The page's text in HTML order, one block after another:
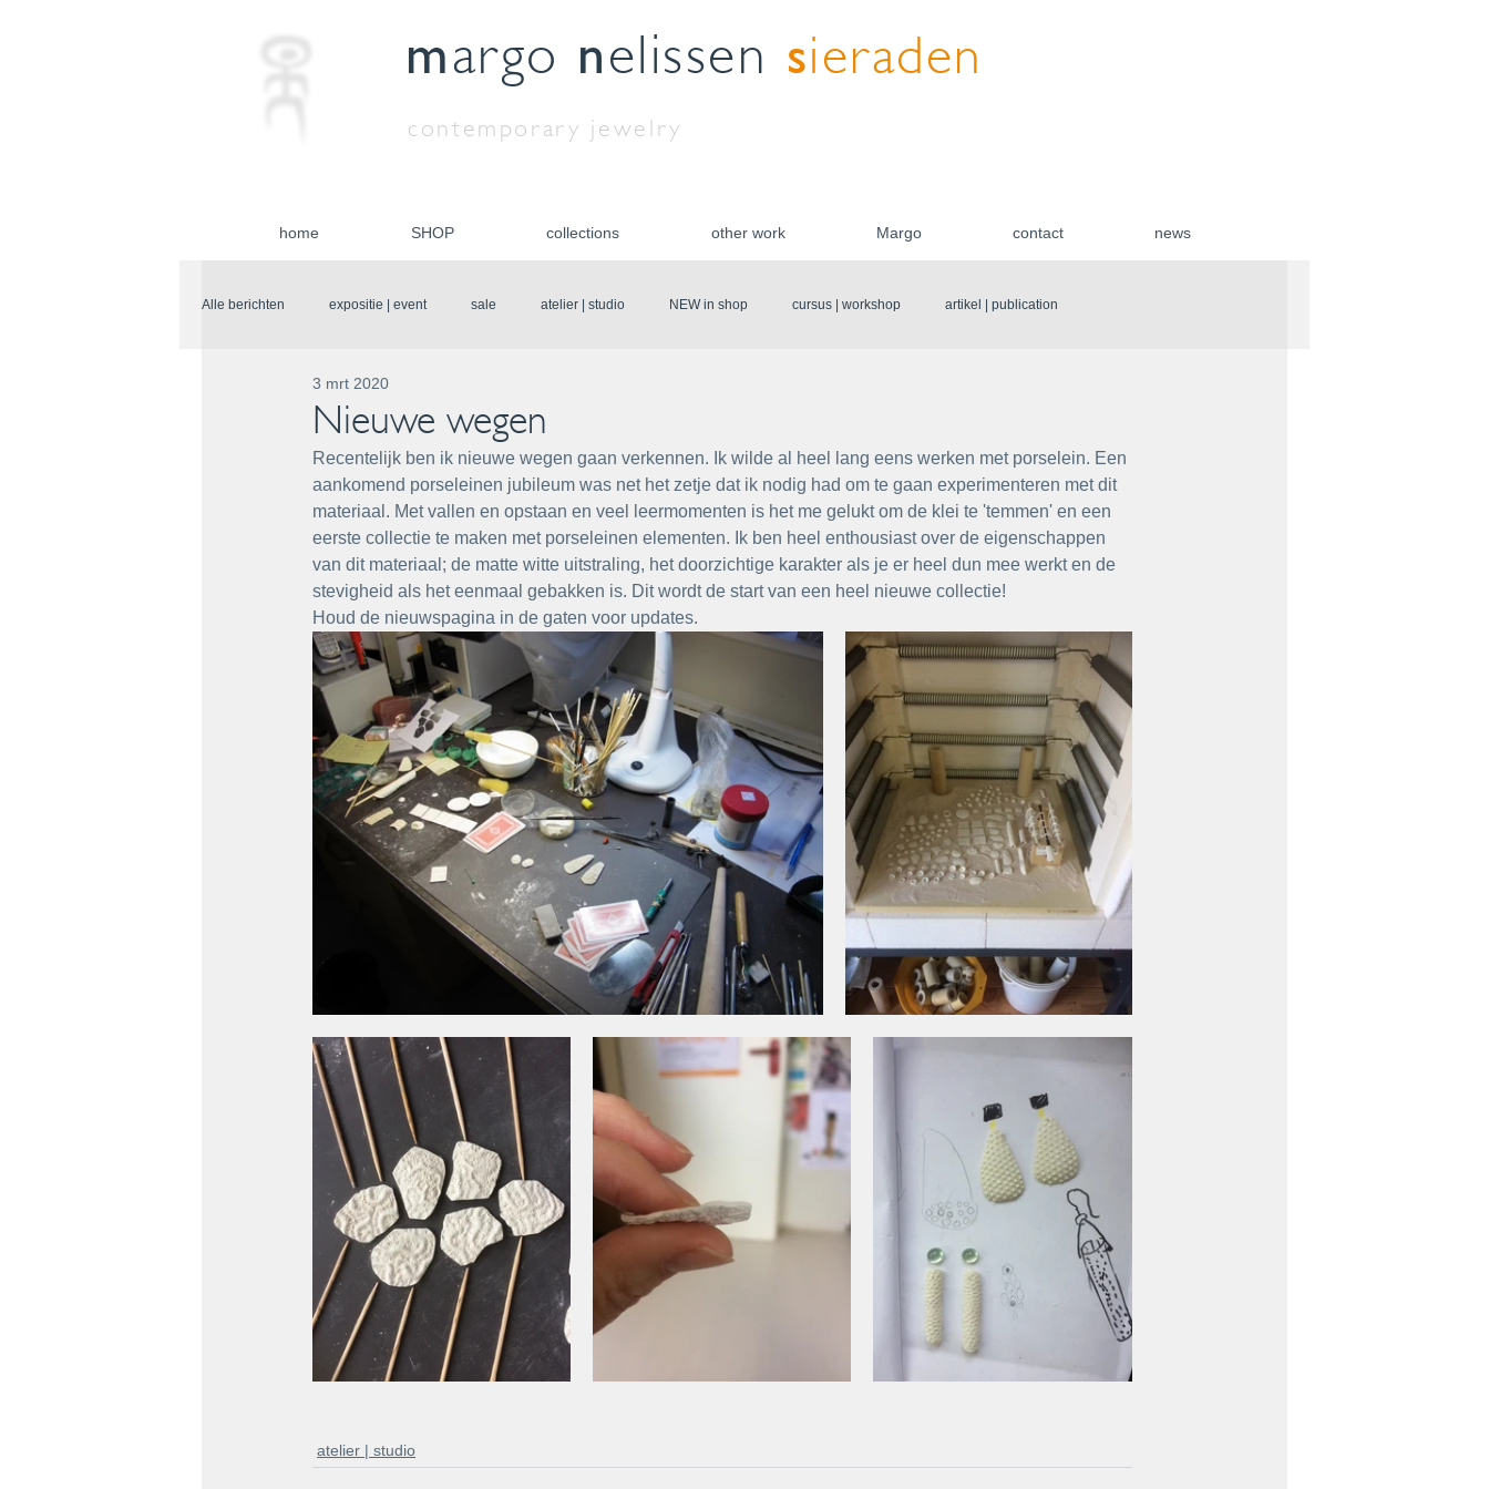
margo nelissen sieraden
contemporary jewelry
home SHOP collections other work Margo contact news
Alle berichten expositie | event sale atelier | studio NEW in shop cursus | workshop artikel | publication
Nieuwe wegen
3 mrt 2020
Recentelijk ben ik nieuwe wegen gaan verkennen. Ik wilde al heel lang eens werken met porselein. Een
aankomend porseleinen jubileum was net het zetje dat ik nodig had om te gaan experimenteren met dit
materiaal. Met vallen en opstaan en veel leermomenten is het me gelukt om de klei te 'temmen' en een
eerste collectie te maken met porseleinen elementen. Ik ben heel enthousiast over de eigenschappen
van dit materiaal; de matte witte uitstraling, het doorzichtige karakter als je er heel dun mee werkt en de
stevigheid als het eenmaal gebakken is. Dit wordt de start van een heel nieuwe collectie!
Houd de nieuwspagina in de gaten voor updates.
atelier | studio